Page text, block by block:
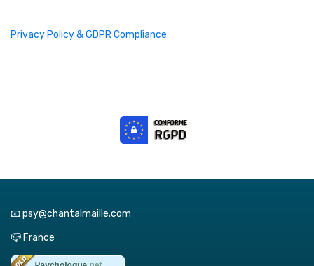
Privacy Policy & GDPR Compliance
📧 psy@chantalmaille.com
📪 France